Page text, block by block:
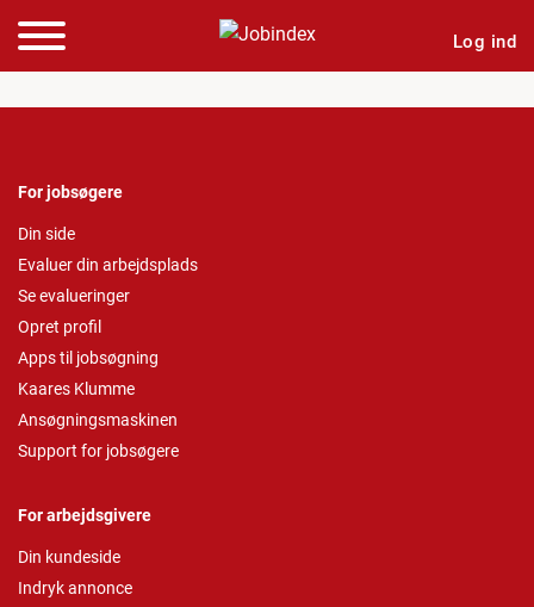
Log ind
For jobsøgere
Din side
Evaluer din arbejdsplads
Se evalueringer
Opret profil
Apps til jobsøgning
Kaares Klumme
Ansøgningsmaskinen
Support for jobsøgere
For arbejdsgivere
Din kundeside
Indryk annonce